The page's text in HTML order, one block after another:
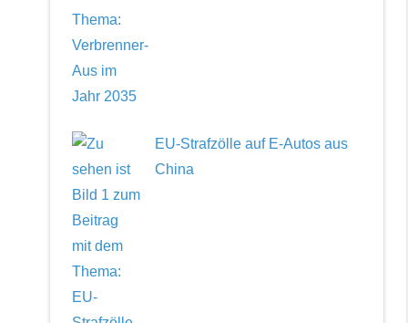
EU-Strafzölle auf E-Autos aus
China